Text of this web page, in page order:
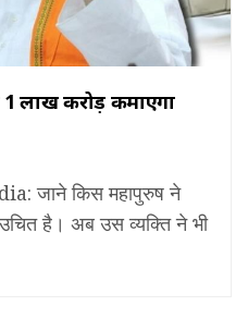
लाख करोड़ कमाएगा
जाने किस महापुरुष ने
है। अब उस व्यक्ति ने भी